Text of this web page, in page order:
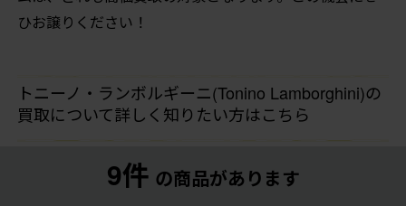
ひお譲りください！
トニーノ・ランボルギーニ(Tonino Lamborghini)の
買取について詳しく知りたい方はこちら
9件 の商品があります